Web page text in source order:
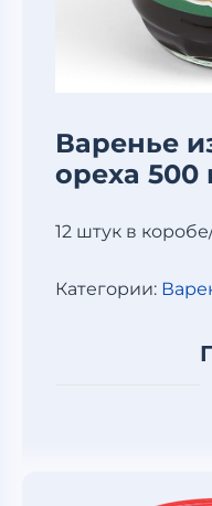
Варенье
ореха 500
12 штук в
Категории: